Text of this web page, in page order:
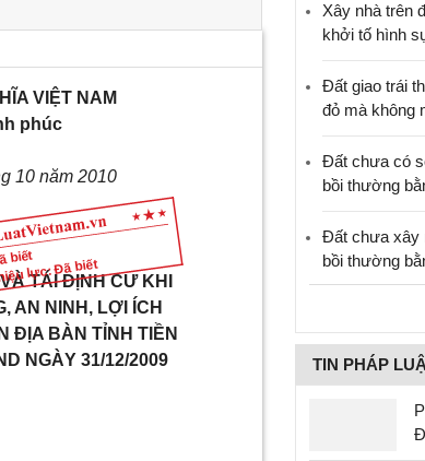
biếtlực: Đã biết
VIỆT NAM
phúc
10 năm 2010
TÁI ĐỊNH CƯ KHI
AN NINH, LỢI ÍCH
ĐỊA BÀN TỈNH TIỀN
NGÀY 31/12/2009
Xây nhà trên
khởi tố hình
Đất giao trái
đỏ mà không
Đất chưa có
bồi thường
Đất chưa xây
bồi thường
TIN PHÁP